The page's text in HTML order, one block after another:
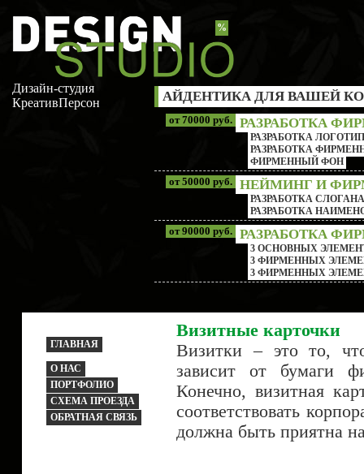
Дизайн-студия
КреативПерсон
%
АЙДЕНТИКА ДЛЯ ВАШЕЙ
РАЗРАБОТКА
РАЗРАБОТКА
РАЗРАБОТКА
ФИРМЕННЫЙ ФОН
от 70000 руб.
НЕЙМИНГ И
РАЗРАБОТКА
РАЗРАБОТКА
от 50000 руб.
РАЗРАБОТКА
3 ОСНОВНЫХ
3 ФИРМЕННЫХ
3 ФИРМЕННЫХ
от 90000 руб.
ГЛАВНАЯ
О НАС
ПОРТФОЛИО
СХЕМА ПРОЕЗДА
ОБРАТНАЯ СВЯЗЬ
Визитные карточки
Визитки – это то,
зависит от бумаги
Конечно, визитная
соответствовать
должна быть приятна